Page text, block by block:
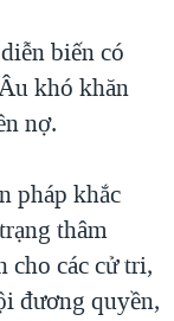
biến có
khó khăn
nợ.
pháp khắc
thâm
cho các cử tri,
đương quyền,